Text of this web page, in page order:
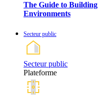
The Guide to
Environments
Secteur public
Secteur public
Plateforme